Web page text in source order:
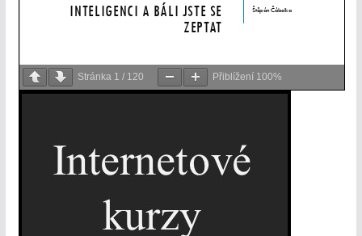
Stránka 1 / 120 Přiblížení 100%